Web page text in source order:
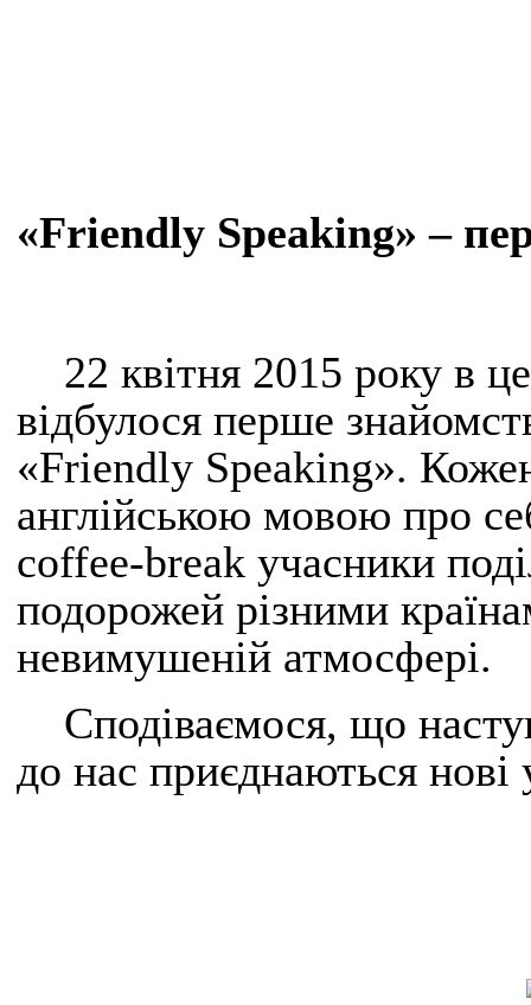
«Friendly Speaking» –
22 квітня 2015 року в
відбулося перше
«Friendly Speaking».
англійською мовою про
coffee-break учасники
подорожей різними
невимушеній атмосфері.
Сподіваємося, що
до нас приєднаються нові